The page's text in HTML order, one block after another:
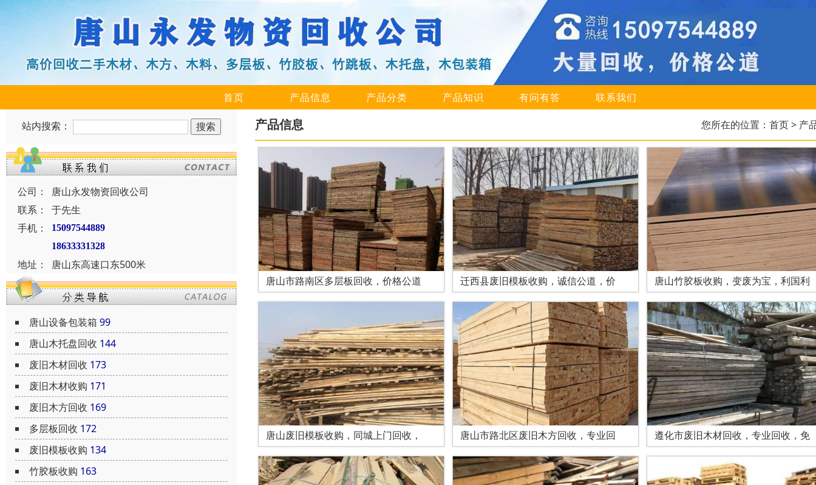
首页 产品信息 产品分类 产品知识 有问有答 联系我们
站内搜索：
公司：
唐山永发物资回收公司
联系：
于先生
手机：
15097544889
18633331328
地址： 唐山东高速口东500米
唐山设备包装箱 99
唐山木托盘回收 144
废旧木材回收 173
废旧木材收购 171
废旧木方回收 169
多层板回收 172
废旧模板收购 134
竹胶板收购 163
产品信息 您所在的位置： 首页> 产
唐山市路南区多层板回收，价格公道 迁西县废旧模板收购，诚信公道，价 唐山竹胶板收购，变废为宝，利国利
唐山废旧模板收购，同城上门回收， 唐山市路北区废旧木方回收，专业回 遵化市废旧木材回收，专业回收，免